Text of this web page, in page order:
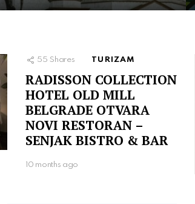
55 Shares TURIZAM
RADISSON COLLECTION
HOTEL OLD MILL
BELGRADE OTVARA
NOVI RESTORAN –
SENJAK BISTRO & BAR
10 months ago